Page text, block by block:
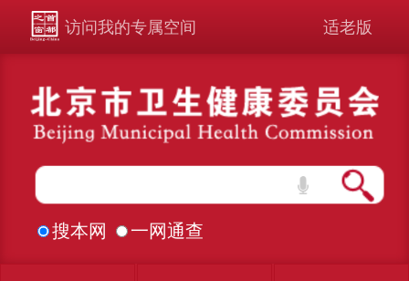
访问我的专属空间 适老版
搜本网 一网通查